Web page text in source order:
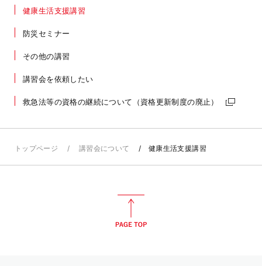
健康生活支援講習
防災セミナー
その他の講習
講習会を依頼したい
救急法等の資格の継続について（資格更新制度の廃止）
トップページ 講習会について 健康生活支援講習